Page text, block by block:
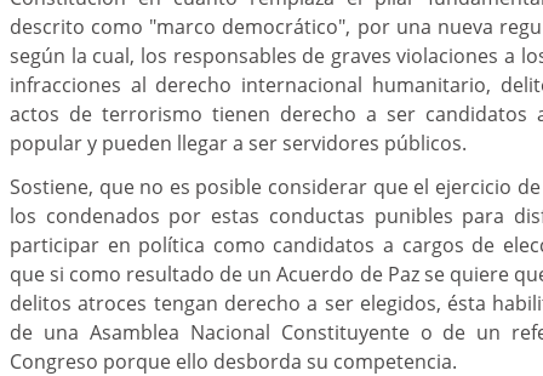
descrito como "marco democrático", por una nueva
según la cual, los responsables de graves violaciones a
infracciones al derecho internacional humanitario,
actos de terrorismo tienen derecho a ser candidatos
popular y pueden llegar a ser servidores públicos.
Sostiene, que no es posible considerar que el ejercicio
los condenados por estas conductas punibles para
participar en política como candidatos a cargos de
que si como resultado de un Acuerdo de Paz se quiere
delitos atroces tengan derecho a ser elegidos, ésta
de una Asamblea Nacional Constituyente o de un
Congreso porque ello desborda su competencia.